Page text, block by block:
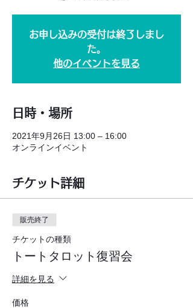
お申し込みの受付は終了しまし
た。
他のイベントを見る
日時・場所
2021年9月26日 13:00 – 16:00
オンラインイベント
チケット詳細
販売終了
チケットの種類
トートタロット復習会
詳細を見る
価格